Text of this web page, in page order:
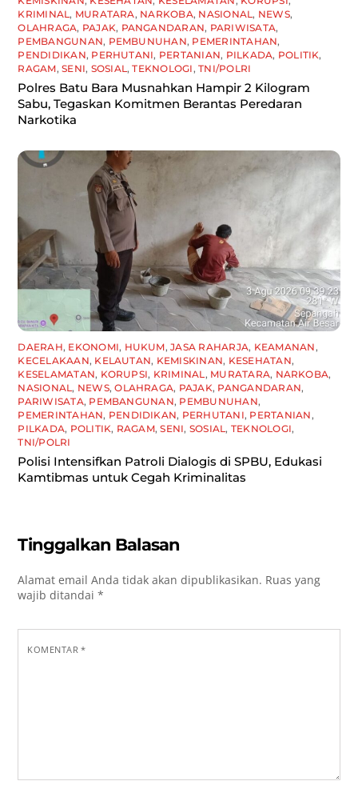
KRIMINAL, MURATARA, NARKOBA, NASIONAL, NEWS,
OLAHRAGA, PAJAK, PANGANDARAN, PARIWISATA,
PEMBANGUNAN, PEMBUNUHAN, PEMERINTAHAN,
PENDIDIKAN, PERHUTANI, PERTANIAN, PILKADA, POLITIK,
RAGAM,SENI, SOSIAL,TEKNOLOGI,TNI/POLRI
Polres Batu Bara Musnahkan Hampir 2 Kilogram
Sabu, Tegaskan Komitmen Berantas Peredaran
Narkotika
DAERAH, EKONOMI, HUKUM,JASA RAHARJA, KEAMANAN,
KECELAKAAN, KELAUTAN, KEMISKINAN, KESEHATAN,
KESELAMATAN, KORUPSI, KRIMINAL, MURATARA, NARKOBA,
NASIONAL, NEWS,OLAHRAGA, PAJAK, PANGANDARAN,
PARIWISATA, PEMBANGUNAN, PEMBUNUHAN,
PEMERINTAHAN, PENDIDIKAN, PERHUTANI, PERTANIAN,
PILKADA, POLITIK, RAGAM,SENI, SOSIAL, TEKNOLOGI,
TNI/POLRI
Polisi Intensifkan Patroli Dialogis di SPBU, Edukasi
Kamtibmas untuk Cegah Kriminalitas
Tinggalkan Balasan
Alamat email Anda tidak akan dipublikasikan. Ruas yang
wajib ditandai*
KOMENTAR*